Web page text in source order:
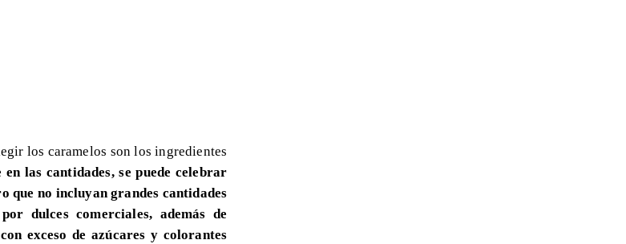
los caramelos son los ingredientes
las cantidades, se puede celebrar
que no incluyan grandes cantidades
dulces comerciales, además de
exceso de azúcares y colorantes